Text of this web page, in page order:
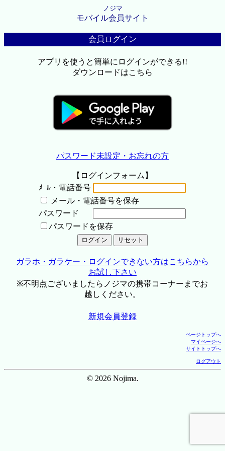
ノジマ
モバイル会員サイト
会員ログイン
アプリを使うと簡単にログインができる!!
ダウンロードはこちら
パスワード未設定・お忘れの方
【ログインフォーム】
ﾒｰﾙ・電話番号
メール・電話番号を保存
パスワード
パスワードを保存
ガラホ・ガラケー・ログインできない方はこちらから
お試し下さい
※不明点ございましたらノジマの携帯コーナーまでお
越しください。
新規会員登録
ページトップへ
マイページへ
サイトトップへ
ログアウト
© 2026 Nojima.